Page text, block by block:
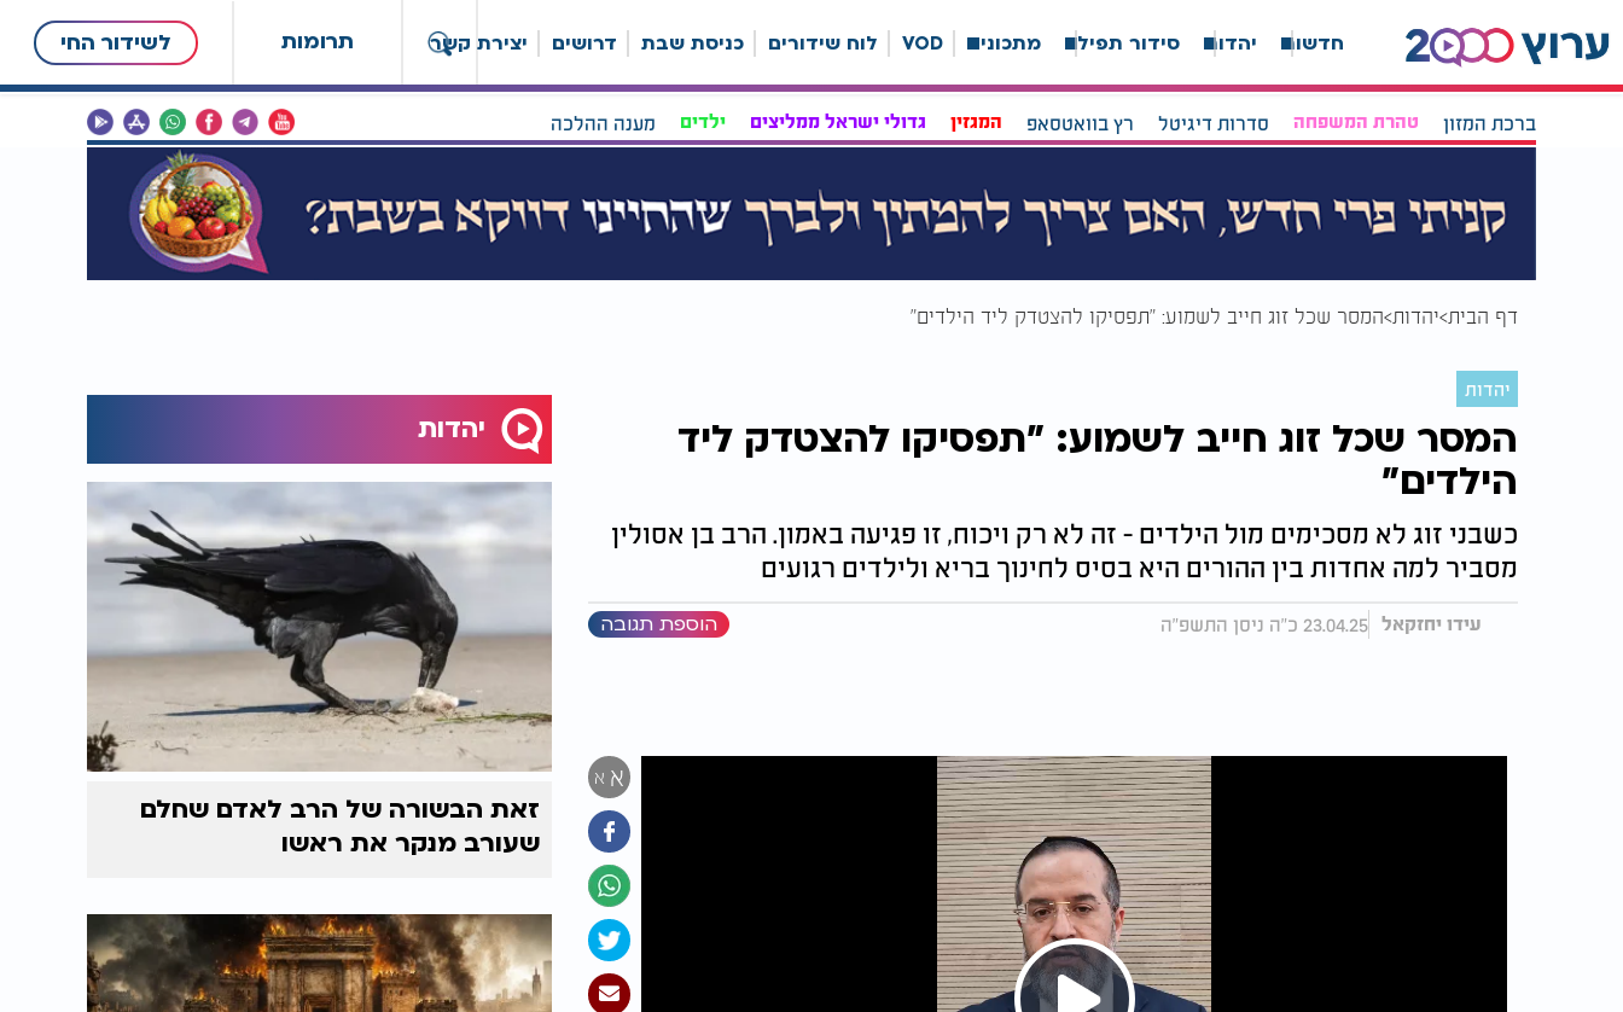
תרומות לשידור החי חדשות יהדות סידור תפילה מתכונים VOD לוח שידורים כניסת שבת דרושים יצירת קשר
ברכת המזון טהרת המשפחה סדרות דיגיטל רץ בוואטסאפ המגזין גדולי ישראל ממליצים ילדים מענה ההלכה
דף הבית יהדות המסר שכל זוג חייב לשמוע: "תפסיקו להצטדק ליד הילדים"
יהדות
המסר שכל זוג חייב לשמוע: "תפסיקו להצטדק ליד
הילדים"
כשבני זוג לא מסכימים מול הילדים - זה לא רק ויכוח, זו פגיעה באמון. הרב בן אסולין
מסביר למה אחדות בין ההורים היא בסיס לחינוך בריא ולילדים רגועים
עידו יחזקאל 23.04.25 כ"ה ניסן התשפ"ה הוספת תגובה
א א
יהדות
זאת הבשורה של הרב לאדם שחלם
שעורב מנקר את ראשו